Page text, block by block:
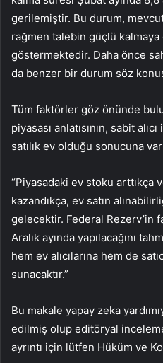
gerilemiştir. Bu durum,
rağmen talebin güçlü
göstermektedir. Daha önce
da benzer bir durum söz
Tüm faktörler göz önünde
piyasası anlatısının, sabit
satılık ev olduğu sonucuna
“Piyasadaki ev stoku arttıkça
kazandıkça, ev satın
gelecektir. Federal Rezerv’in
Aralık ayında yapılacağını
hem ev alıcılarına hem de
sunacaktır.”
Bu makale yapay zeka
edilmiş olup editöryal
ayrıntı için lütfen Hüküm ve